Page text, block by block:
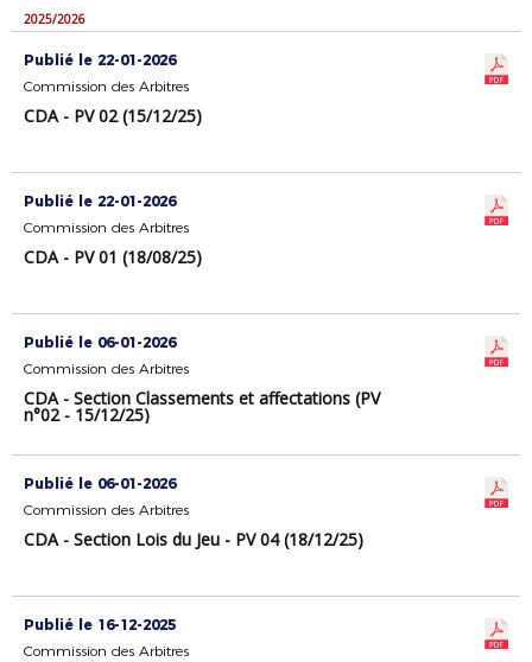
2025/2026
Publié le 22-01-2026
Commission des Arbitres
CDA - PV 02 (15/12/25)
Publié le 22-01-2026
Commission des Arbitres
CDA - PV 01 (18/08/25)
Publié le 06-01-2026
Commission des Arbitres
CDA - Section Classements et affectations (PV
n°02 - 15/12/25)
Publié le 06-01-2026
Commission des Arbitres
CDA - Section Lois du Jeu - PV 04 (18/12/25)
Publié le 16-12-2025
Commission des Arbitres